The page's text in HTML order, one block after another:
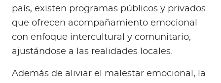
país, existen programas públicos y privados
que ofrecen acompañamiento emocional
con enfoque intercultural y comunitario,
ajustándose a las realidades locales.
Además de aliviar el malestar emocional, la